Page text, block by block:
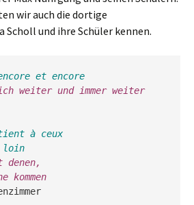
wir auch die dortige
und ihre Schüler kennen.
et encore
Das Rad dreht sich weiter und
à ceux
denen,